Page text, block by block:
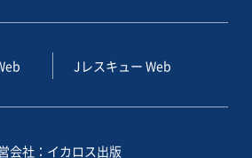
Jレスキュー Web
会社：イカロス出版